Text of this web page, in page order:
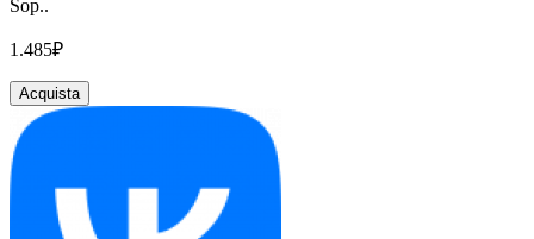
Sop..
1.485₽
Acquista